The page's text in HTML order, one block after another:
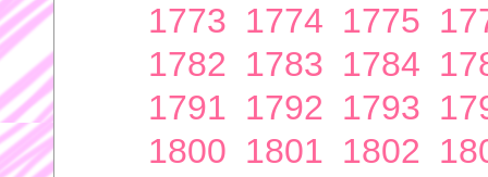
1773 1774 1775
1782 1783 1784
1791 1792 1793
1800 1801 1802